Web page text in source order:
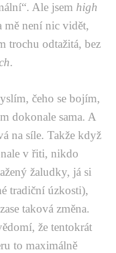
Ale jsem high
mě není nic vidět,
trochu odtažitá, bez
.
čeho se bojím,
dokonale sama. A
na síle. Takže když
v řiti, nikdo
žaludky, já si
tradiční úzkosti),
taková změna.
že tentokrát
to maximálně